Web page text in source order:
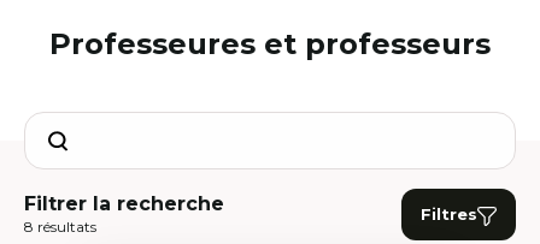
Professeures et professeurs
Search
Filtrer la recherche
8 résultats
Filtres